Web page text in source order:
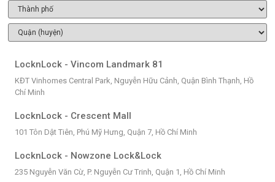
LocknLock - Vincom Landmark 81
KĐT Vinhomes Central Park, Nguyễn Hữu Cảnh, Quận Bình Thạnh, Hồ
Chí Minh
LocknLock - Crescent Mall
101 Tôn Dật Tiên, Phú Mỹ Hưng, Quận 7, Hồ Chí Minh
LocknLock - Nowzone Lock&Lock
235 Nguyễn Văn Cừ, P. Nguyễn Cư Trinh, Quận 1, Hồ Chí Minh